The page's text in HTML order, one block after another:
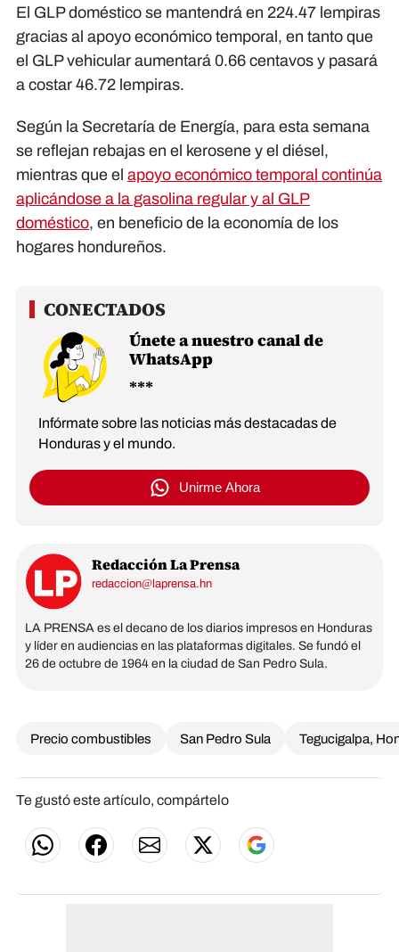
El GLP doméstico se mantendrá en 224.47 lempiras
gracias al apoyo económico temporal, en tanto que
el GLP vehicular aumentará 0.66 centavos y pasará
a costar 46.72 lempiras.
Según la Secretaría de Energía, para esta semana
se reflejan rebajas en el kerosene y el diésel,
mientras que el apoyo económico temporal continúa
aplicándose a la gasolina regular y al GLP
doméstico, en beneficio de la economía de los
hogares hondureños.
Únete a nuestro canal de
WhatsApp
Infórmate sobre las noticias más destacadas de
Honduras y el mundo.
Unirme Ahora
Redacción La Prensa
redaccion@laprensa.hn
LA PRENSA es el decano de los diarios impresos en Honduras
y líder en audiencias en las plataformas digitales. Se fundó el
26 de octubre de 1964 en la ciudad de San Pedro Sula.
Precio combustibles San Pedro Sula Tegucigalpa,
Te gustó este artículo, compártelo